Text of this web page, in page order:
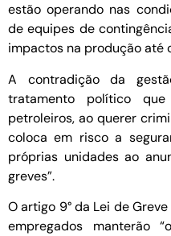
estão operando nas
de equipes de
impactos na produção até
A contradição da
tratamento político
petroleiros, ao querer
coloca em risco a
próprias unidades ao
greves”.
O artigo 9° da Lei de
empregados manterão